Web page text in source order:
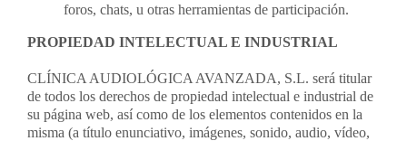
foros, chats, u otras herramientas de participación.
PROPIEDAD INTELECTUAL E INDUSTRIAL
CLÍNICA AUDIOLÓGICA AVANZADA, S.L. será titular
de todos los derechos de propiedad intelectual e industrial de
su página web, así como de los elementos contenidos en la
misma (a título enunciativo, imágenes, sonido, audio, vídeo,